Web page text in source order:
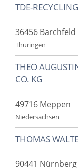
TDE-
36456 Barchfeld
Thüringen
THEO
CO. KG
49716 Meppen
Niedersachsen
THOMAS
90441 Nürnberg